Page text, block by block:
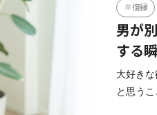
復縁
男が
する
大好き
と思う